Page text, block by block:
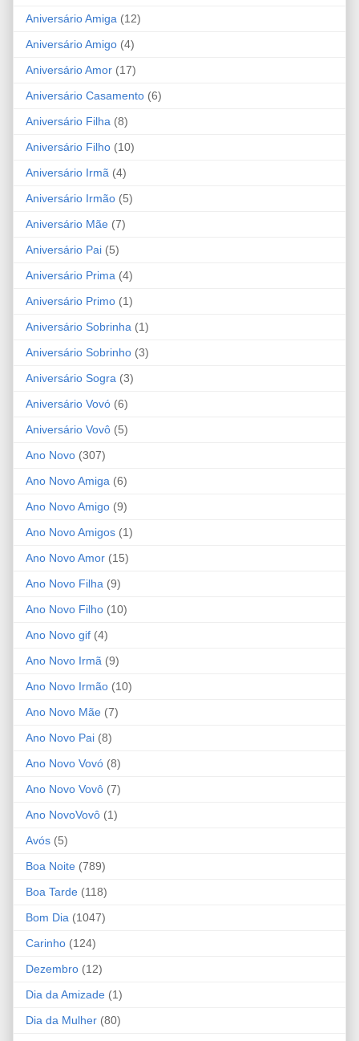
Aniversário Amiga (12)
Aniversário Amigo (4)
Aniversário Amor (17)
Aniversário Casamento (6)
Aniversário Filha (8)
Aniversário Filho (10)
Aniversário Irmã (4)
Aniversário Irmão (5)
Aniversário Mãe (7)
Aniversário Pai (5)
Aniversário Prima (4)
Aniversário Primo (1)
Aniversário Sobrinha (1)
Aniversário Sobrinho (3)
Aniversário Sogra (3)
Aniversário Vovó (6)
Aniversário Vovô (5)
Ano Novo (307)
Ano Novo Amiga (6)
Ano Novo Amigo (9)
Ano Novo Amigos (1)
Ano Novo Amor (15)
Ano Novo Filha (9)
Ano Novo Filho (10)
Ano Novo gif (4)
Ano Novo Irmã (9)
Ano Novo Irmão (10)
Ano Novo Mãe (7)
Ano Novo Pai (8)
Ano Novo Vovó (8)
Ano Novo Vovô (7)
Ano NovoVovô (1)
Avós (5)
Boa Noite (789)
Boa Tarde (118)
Bom Dia (1047)
Carinho (124)
Dezembro (12)
Dia da Amizade (1)
Dia da Mulher (80)